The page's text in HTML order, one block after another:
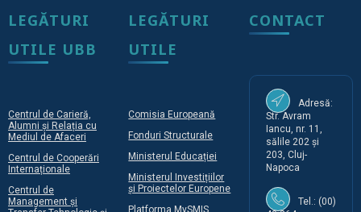
LEGĂTURI
UTILE UBB
Centrul de Carieră,
Alumni și Relația cu
Mediul de Afaceri
Centrul de Cooperări
Internaționale
Centrul de
Management și
LEGĂTURI
UTILE
Comisia Europeană
Fonduri Structurale
Ministerul Educației
Ministerul Investițiilor
și Proiectelor Europene
Platforma MySMIS
CONTACT
Adresă:
Str. Avram
Iancu, nr. 11,
sălile 202 și
203, Cluj-
Napoca
Tel.: (00)